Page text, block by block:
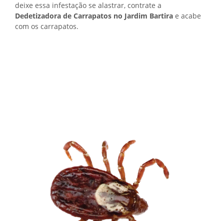
deixe essa infestação se alastrar, contrate a
Dedetizadora de Carrapatos no Jardim Bartira e acabe
com os carrapatos.